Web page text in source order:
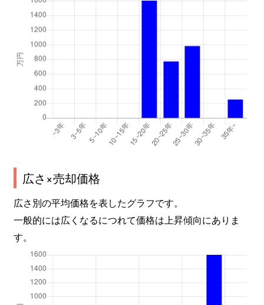
広さ×売却価格
広さ別の平均価格を表したグラフです。
一般的には広くなるにつれて価格は上昇傾向にありま
す。